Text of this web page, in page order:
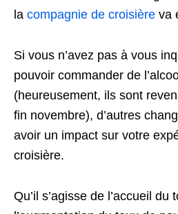
la compagnie de croisière va
Si vous n’avez pas à vous
pouvoir commander de
(heureusement, ils sont
fin novembre), d’autres
avoir un impact sur votre
croisière.
Qu’il s’agisse de l’accueil